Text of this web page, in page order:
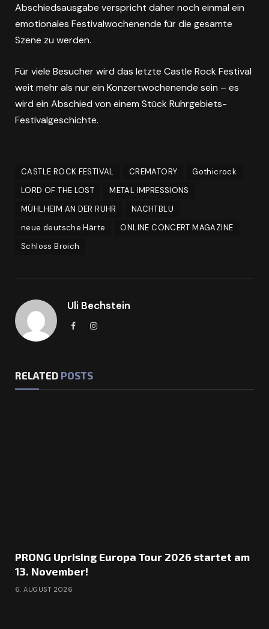
Abschiedsausgabe verspricht daher noch einmal ein
emotionales Festivalwochenende für die gesamte
Szene zu werden.
Für viele Besucher wird das letzte Castle Rock Festival
weit mehr als nur ein Konzertwochenende sein – es
wird ein Abschied von einem Stück Ruhrgebiets-
Festivalgeschichte.
CASTLE ROCK FESTIVAL CREMATORY
Gothicrock
LORD OF THE LOST
METAL IMPRESSIONS
MÜHLHEIM AN DER RUHR
NACHTBLU
neue deutsche Härte
ONLINE CONCERT MAGAZINE
Schloss Broich
Uli Bechstein
FacebookInstagram
RELATED POSTS
PRONG Uprising Europa Tour 2026 startet am
13. November!
6. AUGUST 2026